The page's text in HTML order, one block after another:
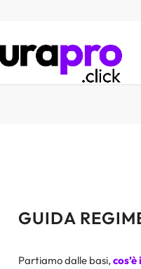
GUIDA
Partiamo dalle basi,